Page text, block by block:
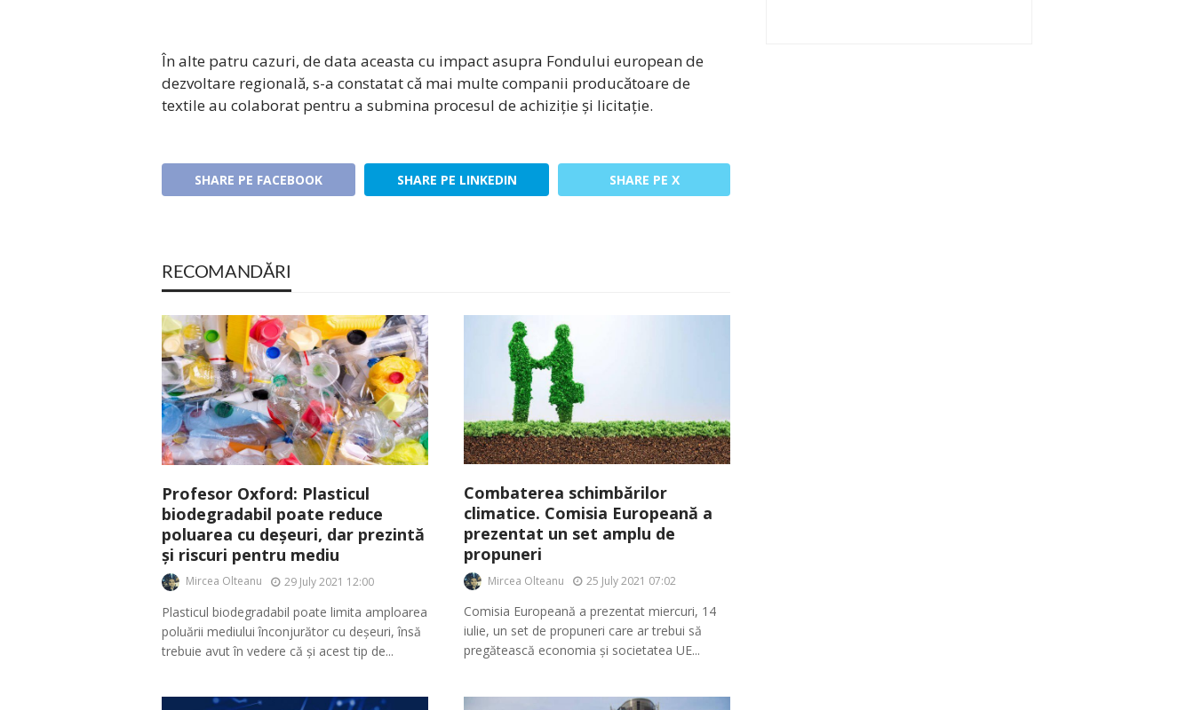
În alte patru cazuri, de data aceasta cu impact asupra Fondului european de
dezvoltare regională, s-a constatat că mai multe companii producătoare de
textile au colaborat pentru a submina procesul de achiziție și licitație.
SHARE PE FACEBOOK SHARE PE LINKEDIN SHARE PE X
RECOMANDĂRI
Profesor Oxford: Plasticul
biodegradabil poate reduce
poluarea cu deșeuri, dar prezintă
și riscuri pentru mediu
Mircea Olteanu 29 July 2021 12:00
Plasticul biodegradabil poate limita amploarea
poluării mediului înconjurător cu deșeuri, însă
trebuie avut în vedere că și acest tip de...
Combaterea schimbărilor
climatice. Comisia Europeană a
prezentat un set amplu de
propuneri
Mircea Olteanu 25 July 2021 07:02
Comisia Europeană a prezentat miercuri, 14
iulie, un set de propuneri care ar trebui să
pregătească economia și societatea UE...